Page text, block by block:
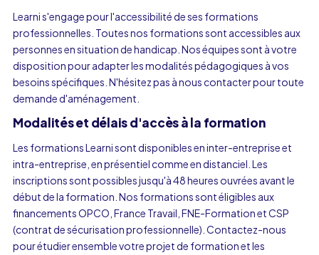
Learni s'engage pour l'accessibilité de ses formations
professionnelles. Toutes nos formations sont accessibles aux
personnes en situation de handicap. Nos équipes sont à votre
disposition pour adapter les modalités pédagogiques à vos
besoins spécifiques. N'hésitez pas à nous contacter pour toute
demande d'aménagement.
Modalités et délais d'accès à la formation
Les formations Learni sont disponibles en inter-entreprise et
intra-entreprise, en présentiel comme en distanciel. Les
inscriptions sont possibles jusqu'à 48 heures ouvrées avant le
début de la formation. Nos formations sont éligibles aux
financements OPCO, France Travail, FNE-Formation et CSP
(contrat de sécurisation professionnelle). Contactez-nous
pour étudier ensemble votre projet de formation et les